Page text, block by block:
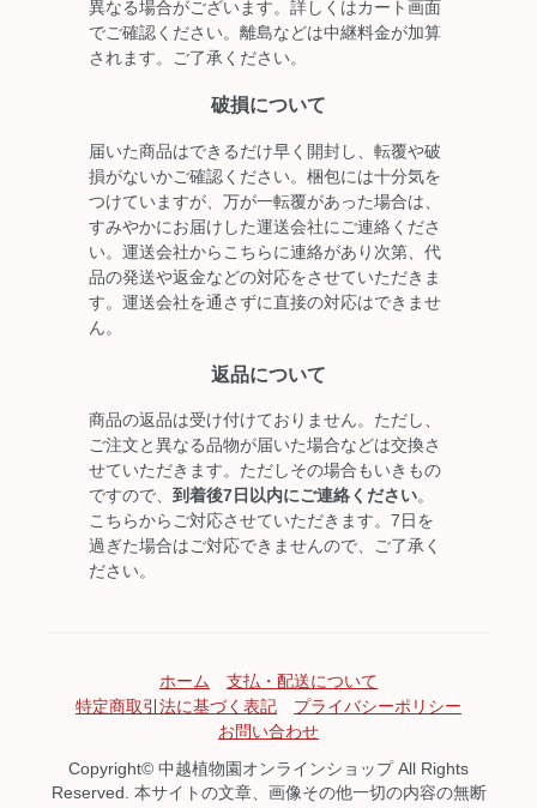
異なる場合がございます。詳しくはカート画面
でご確認ください。離島などは中継料金が加算
されます。ご了承ください。
破損について
届いた商品はできるだけ早く開封し、転覆や破
損がないかご確認ください。梱包には十分気を
つけていますが、万が一転覆があった場合は、
すみやかにお届けした運送会社にご連絡くださ
い。運送会社からこちらに連絡があり次第、代
品の発送や返金などの対応をさせていただきま
す。運送会社を通さずに直接の対応はできませ
ん。
返品について
商品の返品は受け付けておりません。ただし、
ご注文と異なる品物が届いた場合などは交換さ
せていただきます。ただしその場合もいきもの
ですので、 到着後7日以内にご連絡ください。
こちらからご対応させていただきます。7日を
過ぎた場合はご対応できませんので、ご了承く
ださい。
ホーム
支払・配送について
特定商取引法に基づく表記
プライバシーポリシー
お問い合わせ
Copyright© 中越植物園オンラインショップ All Rights
Reserved. 本サイトの文章、画像その他一切の内容の無断